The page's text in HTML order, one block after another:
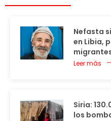
Nefasta
en Libia,
Leer más
Siria:
los